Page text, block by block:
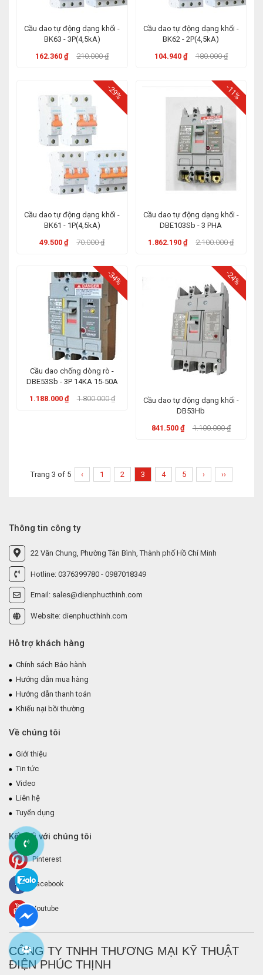
Cầu dao tự động dạng khối -
BK63 - 3P(4,5kA)
162.360 ₫
210.000 ₫
Cầu dao tự động dạng khối -
BK62 - 2P(4,5kA)
104.940 ₫
180.000 ₫
-29%
Cầu dao tự động dạng khối -
BK61 - 1P(4,5kA)
49.500 ₫
70.000 ₫
-11%
Cầu dao tự động dạng khối -
DBE103Sb - 3 PHA
1.862.190 ₫
2.100.000 ₫
-34%
Cầu dao chống dòng rò -
DBE53Sb - 3P 14KA 15-50A
1.188.000 ₫
1.800.000 ₫
-24%
Cầu dao tự động dạng khối -
DB53Hb
841.500 ₫
1.100.000 ₫
Trang 3 of 5 ‹ 1 2 3 4 5 › ››
Thông tin công ty
22 Văn Chung, Phường Tân Bình, Thành phố Hồ Chí Minh
Hotline: 0376399780 - 0987018349
Email: sales@dienphucthinh.com
Website: dienphucthinh.com
Hỗ trợ khách hàng
Chính sách Bảo hành
Hướng dẫn mua hàng
Hướng dẫn thanh toán
Khiếu nại bồi thường
Về chúng tôi
Giới thiệu
Tin tức
Video
Liên hệ
Tuyển dụng
Kết nối với chúng tôi
Pinterest
Facebook
Youtube
CÔNG TY TNHH THƯƠNG MẠI KỸ THUẬT
ĐIỆN PHÚC THỊNH